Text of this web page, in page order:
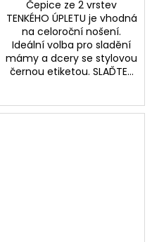
Čepice ze 2 vrstev
TENKÉHO ÚPLETU je vhodná
na celoroční nošení.
Ideální volba pro sladění
mámy a dcery se stylovou
černou etiketou. SLAĎTE...